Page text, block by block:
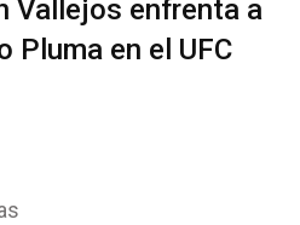
Vallejos enfrenta a
Pluma en el UFC